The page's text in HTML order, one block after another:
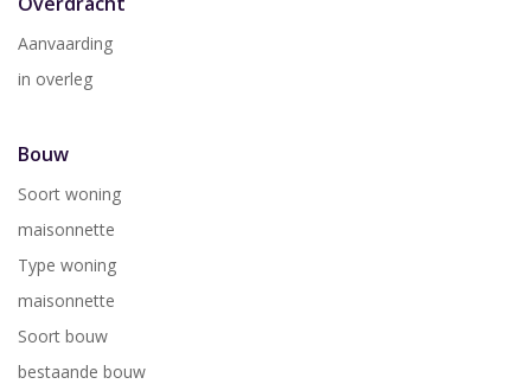
Aanvaarding
in overleg
Bouw
Soort woning
maisonnette
Type woning
maisonnette
Soort bouw
bestaande bouw